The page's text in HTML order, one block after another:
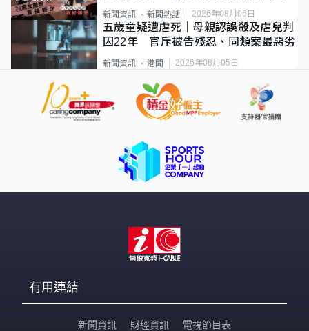
新聞資訊 新聞熱話 2026年08月06日
五歲童疑遭虐死｜母親認誤殺及虐兒判
囚22年 官斥被告殘忍、同類案最惡劣
新聞資訊 港聞 2026年08月05日
有用連結
新聞資訊 財經資訊 電視節目表